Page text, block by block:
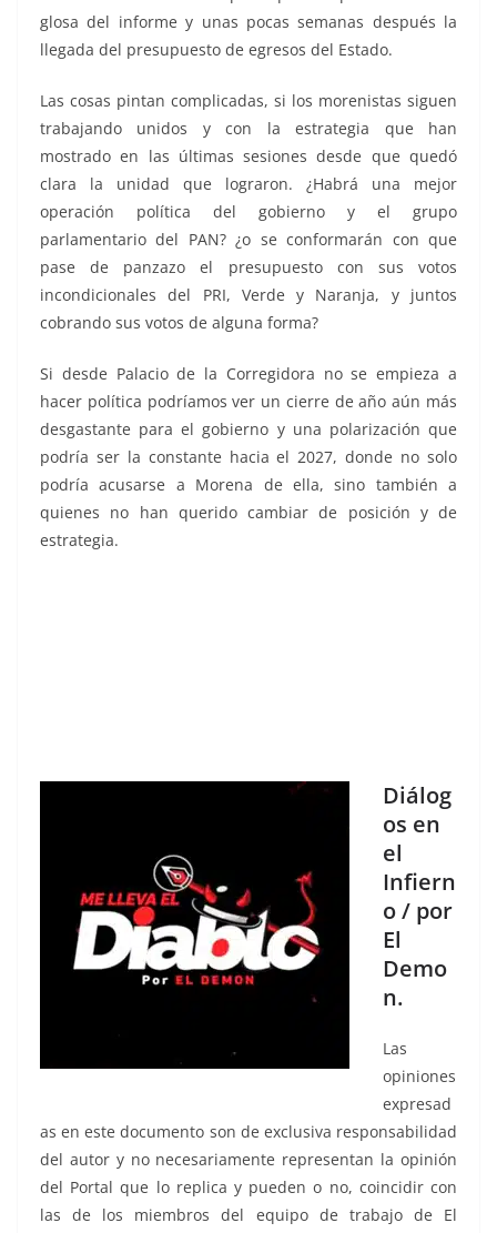
glosa del informe y unas pocas semanas después la
llegada del presupuesto de egresos del Estado.
Las cosas pintan complicadas, si los morenistas siguen
trabajando unidos y con la estrategia que han
mostrado en las últimas sesiones desde que quedó
clara la unidad que lograron. ¿Habrá una mejor
operación política del gobierno y el grupo
parlamentario del PAN? ¿o se conformarán con que
pase de panzazo el presupuesto con sus votos
incondicionales del PRI, Verde y Naranja, y juntos
cobrando sus votos de alguna forma?
Si desde Palacio de la Corregidora no se empieza a
hacer política podríamos ver un cierre de año aún más
desgastante para el gobierno y una polarización que
podría ser la constante hacia el 2027, donde no solo
podría acusarse a Morena de ella, sino también a
quienes no han querido cambiar de posición y de
estrategia.
Diálog
os en
el
Infiern
o / por
El
Demo
n.
Las
opiniones
expresad
as en este documento son de exclusiva responsabilidad
del autor y no necesariamente representan la opinión
del Portal que lo replica y pueden o no, coincidir con
las de los miembros del equipo de trabajo de El